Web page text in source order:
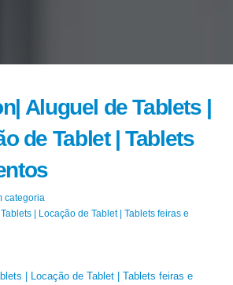
Aluguel de Tablets |
de Tablet | Tablets
categoria
| Locação de Tablet | Tablets feiras e
| Locação de Tablet | Tablets feiras e